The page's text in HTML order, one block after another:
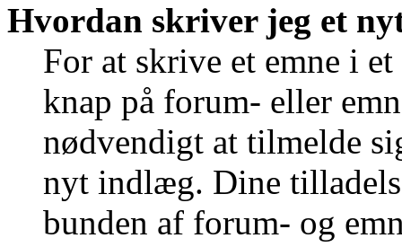
Hvordan skriver jeg et
For at skrive et emne i
knap på forum- eller
nødvendigt at tilmelde
nyt indlæg. Dine
bunden af forum- og